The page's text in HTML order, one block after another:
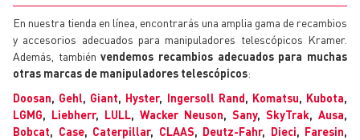
En nuestra tienda en línea, encontrarás una amplia gama de recambios
y accesorios adecuados para manipuladores telescópicos Kramer.
Además, tambiénvendemos recambios adecuados para muchas
otras marcas de manipuladores telescópicos:
Doosan, Gehl, Giant, Hyster, Ingersoll Rand, Komatsu, Kubota,
LGMG, Liebherr, LULL, Wacker Neuson, Sany, SkyTrak, Ausa,
Bobcat, Case, Caterpillar, CLAAS, Deutz-Fahr, Dieci, Faresin,